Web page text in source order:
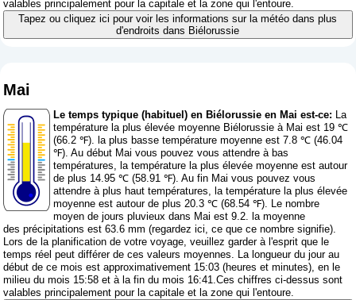
valables principalement pour la capitale et la zone qui l'entoure.
Tapez ou cliquez ici pour voir les informations sur la météo dans plus
d'endroits dans Biélorussie
Mai
Le temps typique (habituel) en Biélorussie en Mai est-ce: La
température la plus élevée moyenne Biélorussie à Mai est 19 ℃
(66.2 ℉). la plus basse température moyenne est 7.8 ℃ (46.04
℉). Au début Mai vous pouvez vous attendre à bas
températures, la température la plus élevée moyenne est autour
de plus 14.95 ℃ (58.91 ℉). Au fin Mai vous pouvez vous
attendre à plus haut températures, la température la plus élevée
moyenne est autour de plus 20.3 ℃ (68.54 ℉). Le nombre
moyen de jours pluvieux dans Mai est 9.2. la moyenne
des précipitations est 63.6 mm (regardez ici, ce que ce nombre signifie).
Lors de la planification de votre voyage, veuillez garder à l'esprit que le
temps réel peut différer de ces valeurs moyennes. La longueur du jour au
début de ce mois est approximativement 15:03 (heures et minutes), en le
milieu du mois 15:58 et à la fin du mois 16:41.Ces chiffres ci-dessus sont
valables principalement pour la capitale et la zone qui l'entoure.